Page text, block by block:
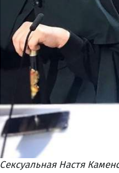
Сексуальная Настя